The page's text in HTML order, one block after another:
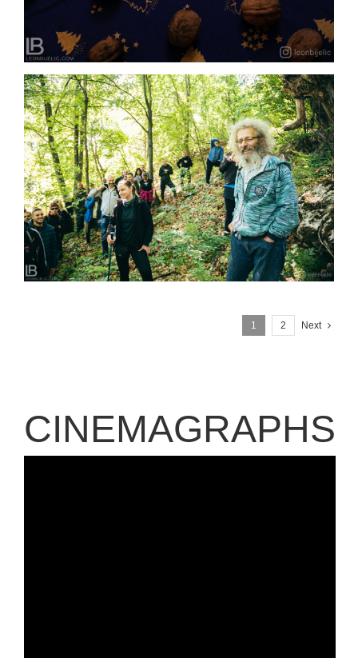
SUSRETI RODA – RTANJ 2020 – TODOR PESTERSKI
1 2 Next
CINEMAGRAPHS